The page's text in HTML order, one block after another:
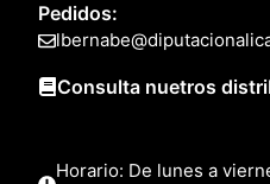
Pedidos:
Consulta nuetros
Horario: De lunes a